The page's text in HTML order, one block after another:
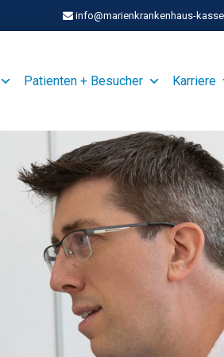
info@marienkrankenhaus-
Patienten + Besucher Karriere